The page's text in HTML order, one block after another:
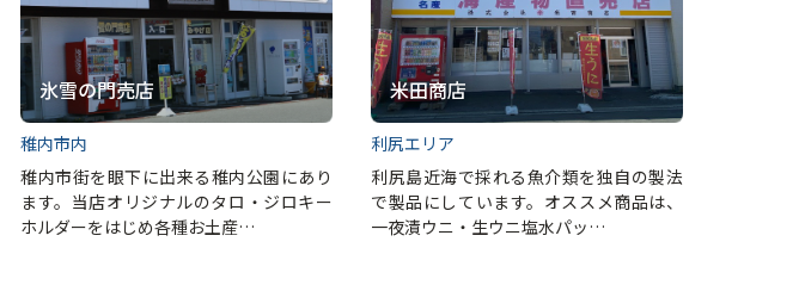
氷雪の門売店
稚内市内
稚内市街を眼下に出来る稚内公園にあり
ます。当店オリジナルのタロ・ジロキー
ホルダーをはじめ各種お土産…
米田商店
利尻エリア
利尻島近海で採れる魚介類を独自の製法
で製品にしています。オススメ商品は、
一夜漬ウニ・生ウニ塩水パッ…